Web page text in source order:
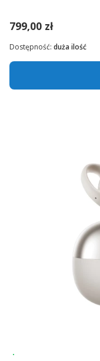
799,00 zł
Dostępność: duża ilość